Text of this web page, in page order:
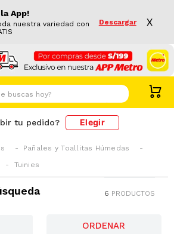
App!
nuestra variedad con
Descargar X
hoy?
tu pedido? Elegir
Pañales y Toallitas Húmedas
Tuinies
6 PRODUCTOS